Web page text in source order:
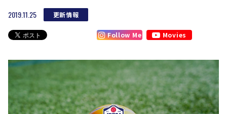
2019.11.25 更新情報
Follow Me Movies